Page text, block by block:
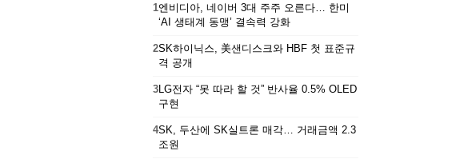
1엔비디아, 네이버 3대 주주 오른다… 한미
‘AI 생태계 동맹’ 결속력 강화
2SK하이닉스, 美샌디스크와 HBF 첫 표준규
격 공개
3LG전자 “못 따라 할 것” 반사율 0.5% OLED
구현
4SK, 두산에 SK실트론 매각… 거래금액 2.3
조원